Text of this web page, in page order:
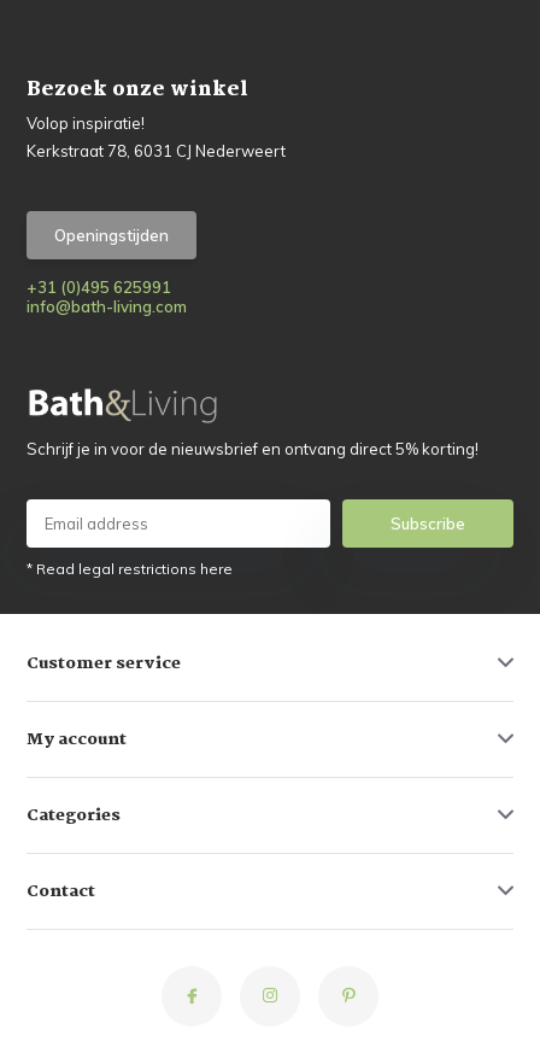
Bezoek onze winkel
Volop inspiratie!
Kerkstraat 78, 6031 CJ Nederweert
Openingstijden
+31 (0)495 625991
info@bath-living.com
Schrijf je in voor de nieuwsbrief en ontvang direct 5% korting!
Subscribe
* Read legal restrictions here
Customer service
My account
Categories
Contact